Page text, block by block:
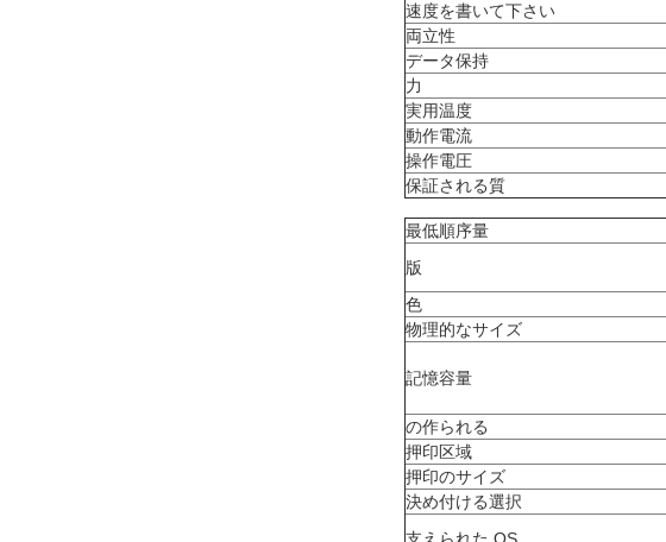
速度を書いて下さい
両立性
データ保持
力
実用温度
動作電流
操作電圧
保証される質
最低順序量
版
色
物理的なサイズ
記憶容量
の作られる
押印区域
押印のサイズ
決め付ける選択